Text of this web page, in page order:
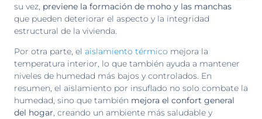
su vez, previene la formación de moho y las manchas
que pueden deteriorar el aspecto y la integridad
estructural de la vivienda.
Por otra parte, el aislamiento térmico mejora la
temperatura interior, lo que también ayuda a mantener
niveles de humedad más bajos y controlados. En
resumen, el aislamiento por insuflado no solo combate la
humedad, sino que también mejora el confort general
del hogar, creando un ambiente más saludable y